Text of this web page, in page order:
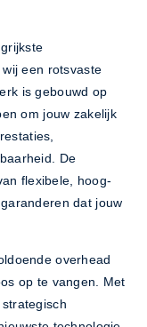
een rotsvaste
is gebouwd op
om jouw zakelijk
De
flexibele, hoog-
dat jouw
overhead
op te vangen. Met